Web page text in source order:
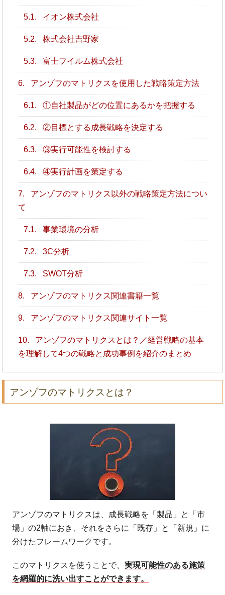
5.1. イオン株式会社
5.2. 株式会社吉野家
5.3. 富士フイルム株式会社
6. アンゾフのマトリクスを使用した戦略策定方法
6.1. ①自社製品がどの位置にあるかを把握する
6.2. ②目標とする成長戦略を決定する
6.3. ③実行可能性を検討する
6.4. ④実行計画を策定する
7.
アンゾフのマトリクス以外の戦略策定方法につい
て
7.1. 事業環境の分析
7.2. 3C分析
7.3. SWOT分析
8. アンゾフのマトリクス関連書籍一覧
9. アンゾフのマトリクス関連サイト一覧
10.
アンゾフのマトリクスとは？／経営戦略の基本
を理解して4つの戦略と成功事例を紹介のまとめ
アンゾフのマトリクスとは？
アンゾフのマトリクスは、成長戦略を「製品」と「市
場」の2軸におき、それをさらに「既存」と「新規」に
分けたフレームワークです。
このマトリクスを使うことで、実現可能性のある施策
を網羅的に洗い出すことができます。